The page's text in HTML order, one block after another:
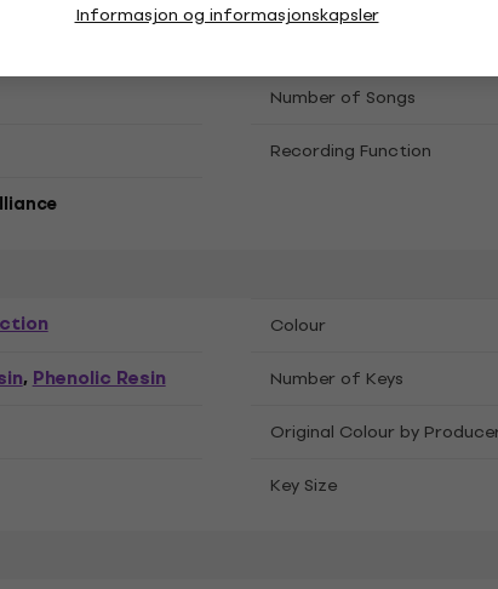
Informasjon og informasjonskapsler
Number of Songs
Recording Function
Colour
,Phenolic Resin
Number of Keys
Original Colour by
Key Size